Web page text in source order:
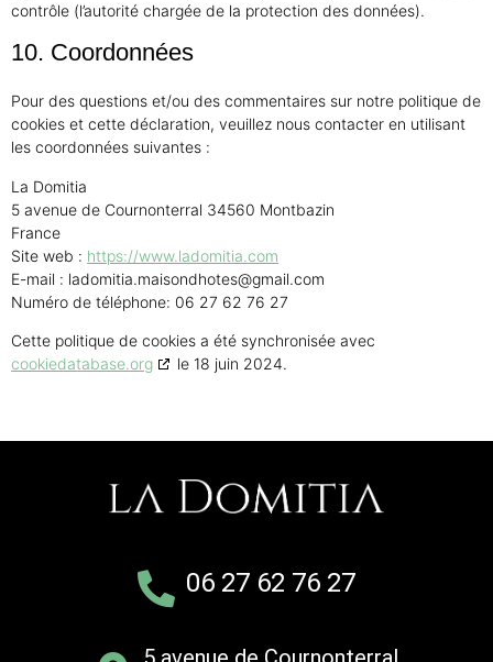
contrôle (l’autorité chargée de la protection des données).
10. Coordonnées
Pour des questions et/ou des commentaires sur notre politique de
cookies et cette déclaration, veuillez nous contacter en utilisant
les coordonnées suivantes :
La Domitia
5 avenue de Cournonterral 34560 Montbazin
France
Site web : https://www.ladomitia.com
E-mail : ladomitia.maisondhotes@gmail.com
Numéro de téléphone: 06 27 62 76 27
Cette politique de cookies a été synchronisée avec
cookiedatabase.org
le 18 juin 2024.
06 27 62 76 27